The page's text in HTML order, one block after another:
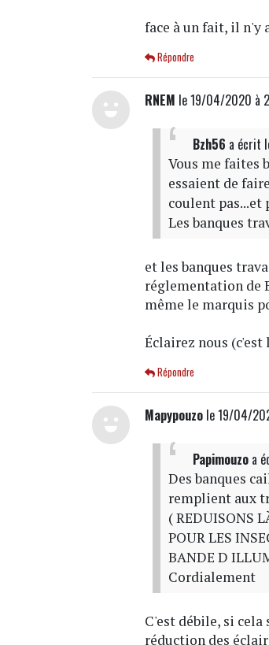
face à un fait, il n'y
Répondre
RNEM le 19/04/2020 à
Bzh56 a écrit
Vous me faites
essaient de
coulent pas...et
Les banques
et les banques
réglementation de
même le marquis
Éclairez nous (c'est
Répondre
Mapypouzo le 19/04/
Papimouzo a
Des banques
remplient aux
( REDUISONS
POUR LES
BANDE D
Cordialement
C'est débile, si
réduction des